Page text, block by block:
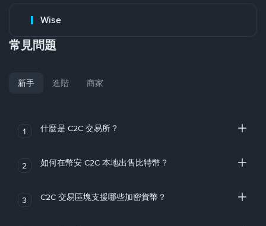
Wise
常見問題
新手 進階 商家
1 什麼是 C2C 交易所？
2 如何在幣安 C2C 本地出售比特幣？
3 C2C 交易區塊支援哪些加密貨幣？